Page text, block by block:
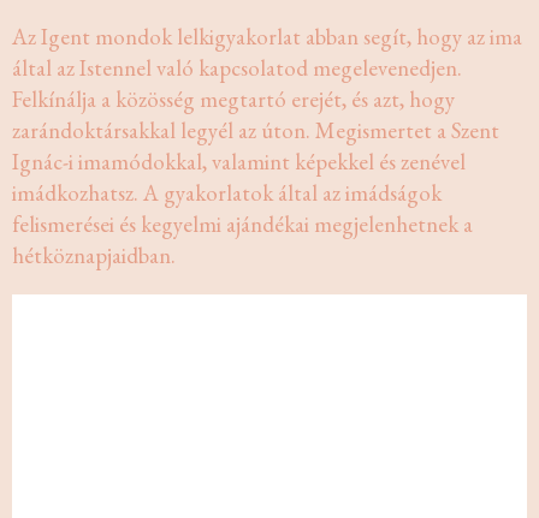
Az Igent mondok lelkigyakorlat abban segít, hogy az ima
által az Istennel való kapcsolatod megelevenedjen.
Felkínálja a közösség megtartó erejét, és azt, hogy
zarándoktársakkal legyél az úton. Megismertet a Szent
Ignác-i imamódokkal, valamint képekkel és zenével
imádkozhatsz. A gyakorlatok által az imádságok
felismerései és kegyelmi ajándékai megjelenhetnek a
hétköznapjaidban.